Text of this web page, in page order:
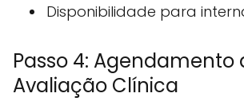
Disponibilidade para
Passo 4: Agendamento
Avaliação Clínica